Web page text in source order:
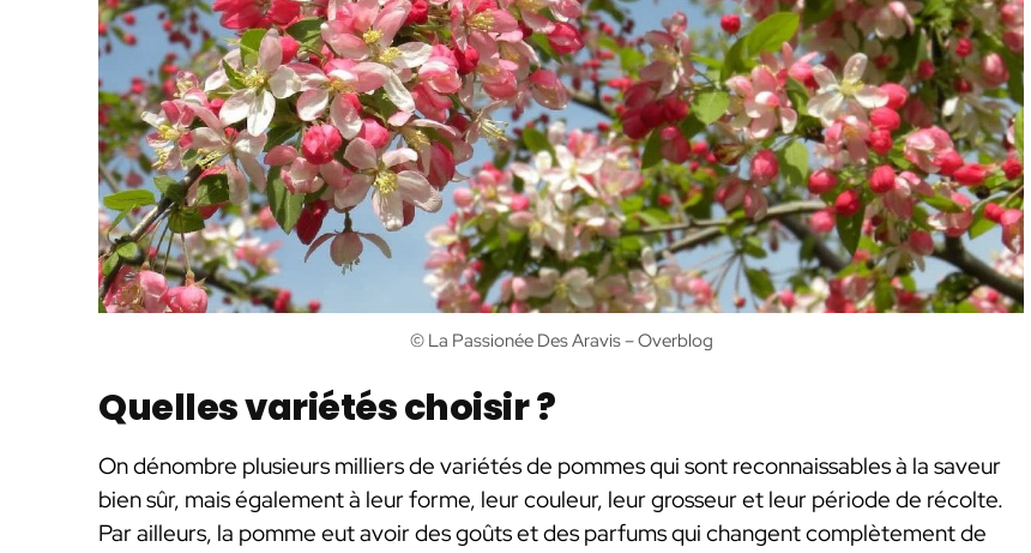
© La Passionée Des Aravis – Overblog
Quelles variétés choisir ?
On dénombre plusieurs milliers de variétés de pommes qui sont reconnaissables à la saveur
bien sûr, mais également à leur forme, leur couleur, leur grosseur et leur période de récolte.
Par ailleurs, la pomme eut avoir des goûts et des parfums qui changent complètement de